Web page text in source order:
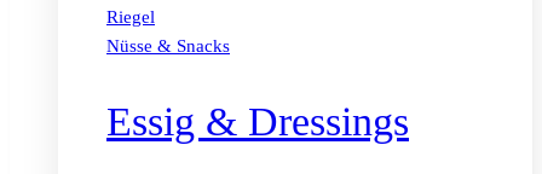
Riegel
Nüsse & Snacks
Essig & Dressings